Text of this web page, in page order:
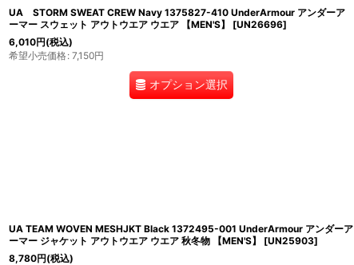
UA STORM SWEAT CREW Navy 1375827-410 UnderArmour アンダーア
ーマー スウェット アウトウエア ウエア 【MEN'S】
[UN26696]
6,010円(税込)
希望小売価格: 7,150円
オプション選択
UA TEAM WOVEN MESHJKT Black 1372495-001 UnderArmour アンダーア
ーマー ジャケット アウトウエア ウエア 秋冬物 【MEN'S】
[UN25903]
8,780円(税込)